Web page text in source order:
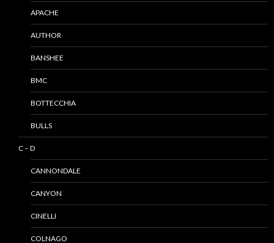
APACHE
AUTHOR
BANSHEE
BMC
BOTTECCHIA
BULLS
C – D
CANNONDALE
CANYON
CINELLI
COLNAGO